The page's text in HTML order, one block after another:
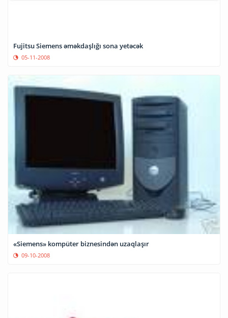
Fujitsu Siemens əməkdaşlığı sona yetəcək
05-11-2008
«Siemens» kompüter biznesindən uzaqlaşır
09-10-2008